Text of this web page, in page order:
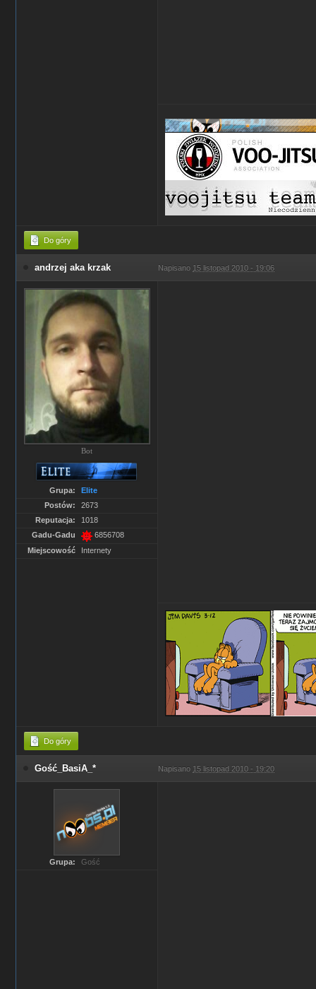
Do góry
andrzej aka krzak Napisano 15 listopad 2010 - 19:06
Bot
Grupa:
Elite
Postów:
2673
Reputacja:
1018
Gadu-Gadu
6856708
Miejscowość
Internety
Do góry
Gość_BasiA_* Napisano 15 listopad 2010 - 19:20
Grupa: Gość